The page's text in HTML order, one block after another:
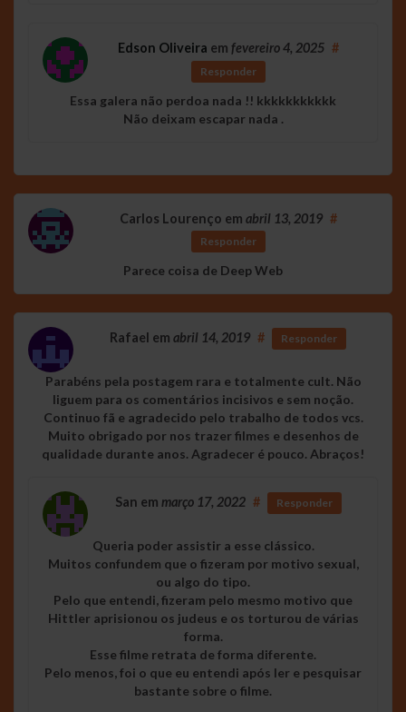
Edson Oliveira em fevereiro 4, 2025 #
Responder
Essa galera não perdoa nada !! kkkkkkkkkkk
Não deixam escapar nada .
Carlos Lourenço em abril 13, 2019 #
Responder
Parece coisa de Deep Web
Rafael em abril 14, 2019 # Responder
Parabéns pela postagem rara e totalmente cult. Não
liguem para os comentários incisivos e sem noção.
Continuo fã e agradecido pelo trabalho de todos vcs.
Muito obrigado por nos trazer filmes e desenhos de
qualidade durante anos. Agradecer é pouco. Abraços!
San em março 17, 2022 # Responder
Queria poder assistir a esse clássico.
Muitos confundem que o fizeram por motivo sexual,
ou algo do tipo.
Pelo que entendi, fizeram pelo mesmo motivo que
Hittler aprisionou os judeus e os torturou de várias
forma.
Esse filme retrata de forma diferente.
Pelo menos, foi o que eu entendi após ler e pesquisar
bastante sobre o filme.